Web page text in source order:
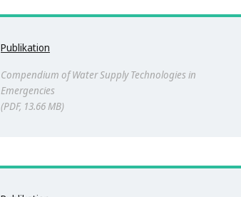
Publikation
Compendium of Water Supply Technologies in
Emergencies
PDF, 13.66 MB